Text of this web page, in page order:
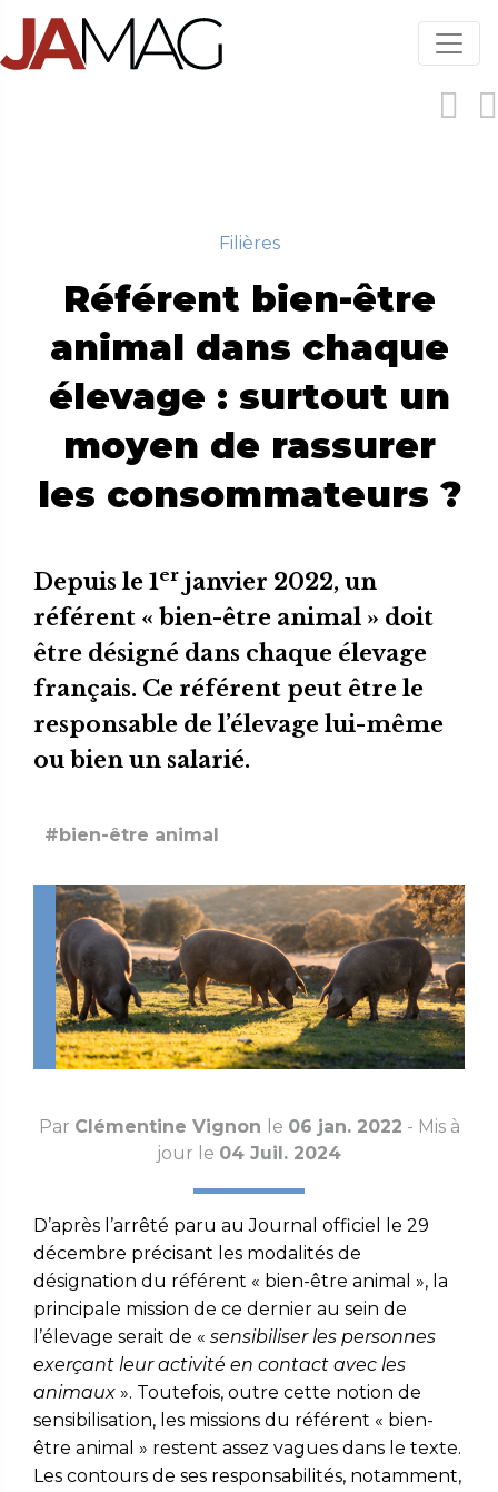
Aller
contenu
Filières
Référent bien-être
animal dans chaque
élevage : surtout un
moyen de rassurer
les consommateurs ?
Depuis le 1er janvier 2022, un
référent « bien-être animal » doit
être désigné dans chaque élevage
français. Ce référent peut être le
responsable de l’élevage lui-même
ou bien un salarié.
#bien-être animal
Par Clémentine Vignon le 06 jan. 2022 - Mis à
jour le 04 Juil. 2024
D’après l’arrêté paru au Journal officiel le 29
décembre précisant les modalités de
désignation du référent « bien-être animal », la
principale mission de ce dernier au sein de
l’élevage serait de « sensibiliser les personnes
exerçant leur activité en contact avec les
animaux ». Toutefois, outre cette notion de
sensibilisation, les missions du référent « bien-
être animal » restent assez vagues dans le texte.
Les contours de ses responsabilités, notamment,